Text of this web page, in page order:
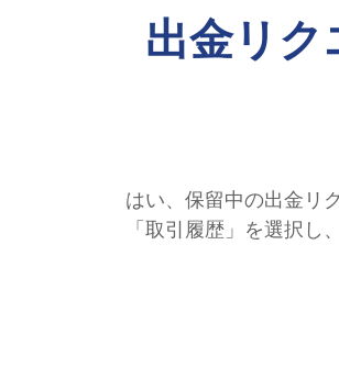
出金リ
はい、保留中の出金リ
「取引履歴」を選択し